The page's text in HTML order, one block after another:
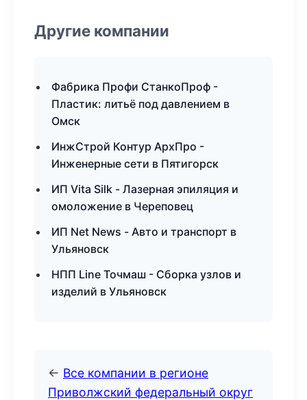
Другие компании
Фабрика Профи СтанкоПроф -
Пластик: литьё под давлением в
Омск
ИнжСтрой Контур АрхПро -
Инженерные сети в Пятигорск
ИП Vita Silk - Лазерная эпиляция и
омоложение в Череповец
ИП Net News - Авто и транспорт в
Ульяновск
НПП Line Точмаш - Сборка узлов и
изделий в Ульяновск
← Все компании в регионе
Приволжский федеральный округ